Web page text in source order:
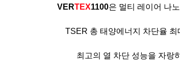
VERTEX1100은 멀티 레이어 나
TSER 총 태양에너지 차단율 최
최고의 열 차단 성능을 자랑